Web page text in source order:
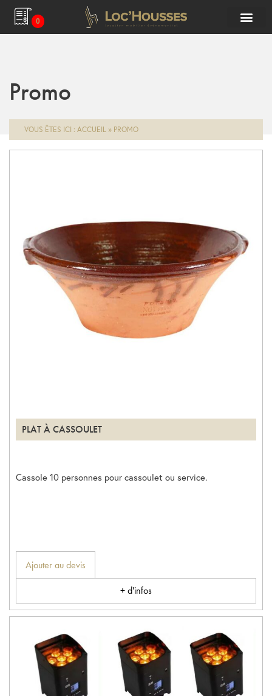
0
Promo
VOUS ÊTES ICI : ACCUEIL » PROMO
PLAT À CASSOULET
Cassole 10 personnes pour cassoulet ou service.
Ajouter au devis
+ d'infos